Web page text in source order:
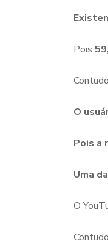
Pois
Contudo
O
Pois a
Uma
O